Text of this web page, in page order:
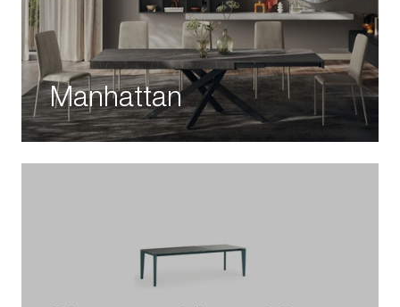
Manhattan